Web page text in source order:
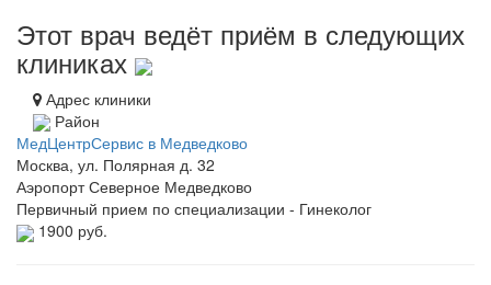
Этот врач ведёт приём в следующих
клиниках
Адрес клиники
Район
МедЦентрСервис в Медведково
Москва, ул. Полярная д. 32
АэропортСеверное Медведково
Первичный прием по специализации - Гинеколог
1900 руб.